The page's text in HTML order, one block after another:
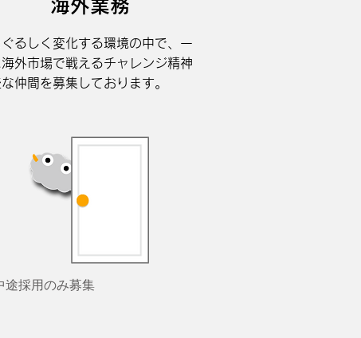
海外業務
るしく変化する環境の中で、一
外市場で戦えるチャレンジ精神
仲間を募集しております。
採用のみ募集